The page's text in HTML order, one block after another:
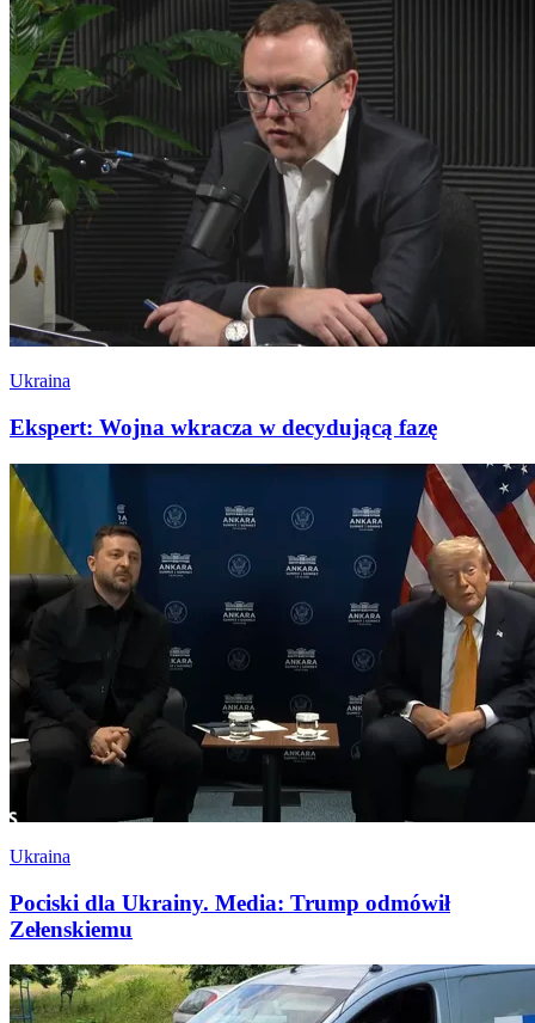
Ukraina
Ekspert: Wojna wkracza w decydującą fazę
Ukraina
Pociski dla Ukrainy. Media: Trump odmówił
Zełenskiemu